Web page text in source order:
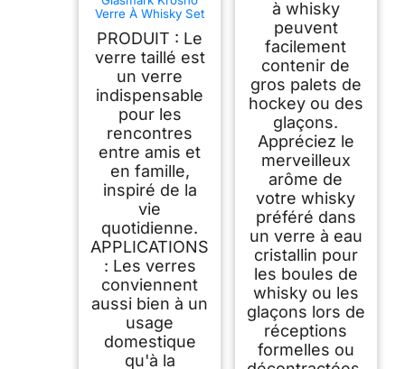
Verre À Whisky Set
6X280Ml Verre
Rhum Accessoires
Pour Les Amateurs
De Whisky
Transparent
PRODUIT : Le
verre taillé est
un verre
indispensable
pour les
rencontres
entre amis et
en famille,
inspiré de la
vie
quotidienne.
APPLICATIONS
: Les verres
conviennent
aussi bien à un
usage
domestique
qu'à la
à whisky
peuvent
facilement
contenir de
gros palets de
hockey ou des
glaçons.
Appréciez le
merveilleux
arôme de
votre whisky
préféré dans
un verre à eau
cristallin pour
les boules de
whisky ou les
glaçons lors de
réceptions
formelles ou